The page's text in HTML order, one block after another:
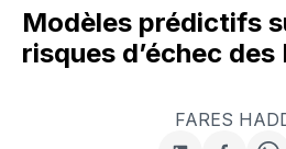
Modèles prédictifs
risques d’échec des
FARES